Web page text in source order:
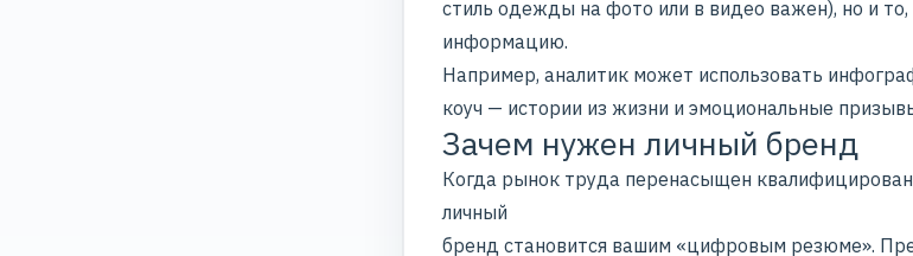
стиль одежды на фото или в видео важен), но и
информацию.
Например, аналитик может использовать
коуч — истории из жизни и эмоциональные
Зачем нужен личный бренд
Когда рынок труда перенасыщен
личный
бренд становится вашим «цифровым резюме».